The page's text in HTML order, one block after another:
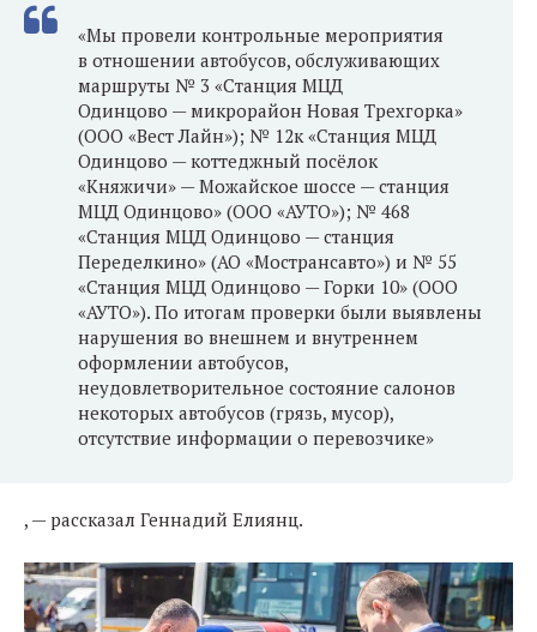
«Мы провели контрольные мероприятия
в отношении автобусов, обслуживающих
маршруты № 3 «Станция МЦД
Одинцово — микрорайон Новая Трехгорка»
(ООО «Вест Лайн»); № 12к «Станция МЦД
Одинцово — коттеджный посёлок
«Княжичи» — Можайское шоссе — станция
МЦД Одинцово» (ООО «АУТО»); № 468
«Станция МЦД Одинцово — станция
Переделкино» (АО «Мострансавто») и № 55
«Станция МЦД Одинцово — Горки 10» (ООО
«АУТО»). По итогам проверки были выявлены
нарушения во внешнем и внутреннем
оформлении автобусов,
неудовлетворительное состояние салонов
некоторых автобусов (грязь, мусор),
отсутствие информации о перевозчике»
, — рассказал Геннадий Елиянц.